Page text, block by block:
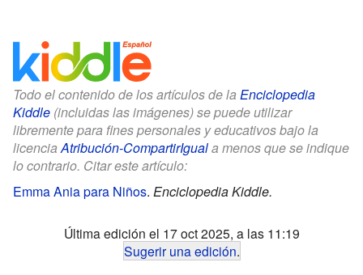
Todo el contenido de los artículos de la Enciclopedia
Kiddle (incluidas las imágenes) se puede utilizar
libremente para fines personales y educativos bajo la
licenciaAtribución-CompartirIguala menos que se indique
lo contrario. Citar este artículo:
Emma Ania para Niños. Enciclopedia Kiddle.
Última edición el 17 oct 2025, a las 11:19
Sugerir una edición.